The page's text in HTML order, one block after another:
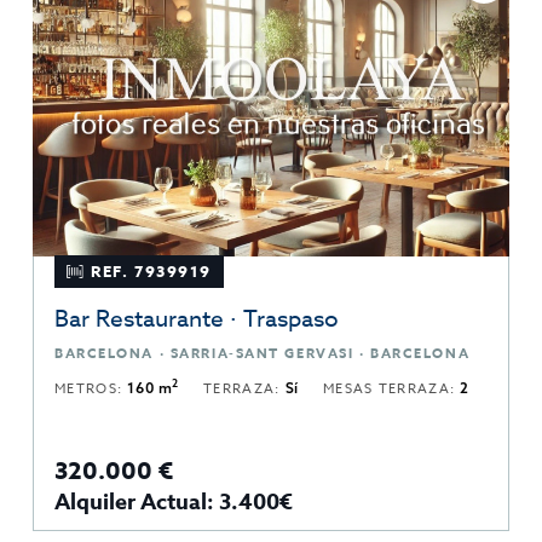
REF. 7939919
Bar Restaurante · Traspaso
BARCELONA · SARRIA-SANT GERVASI · BARCELONA
METROS:160 m2 TERRAZA: Sí MESAS TERRAZA:2
320.000 €
Alquiler Actual: 3.400€